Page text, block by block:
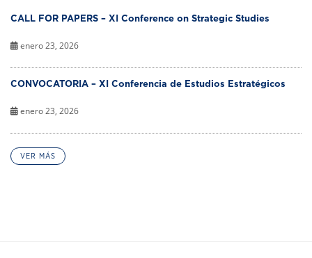
CALL FOR PAPERS – XI Conference on Strategic Studies
enero 23, 2026
CONVOCATORIA – XI Conferencia de Estudios Estratégicos
enero 23, 2026
VER MÁS